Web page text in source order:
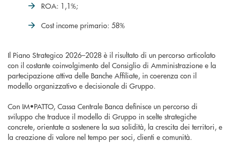
ROA: 1,1%;
Cost income primario: 58%
Il Piano Strategico 2026–2028 è il risultato di un percorso articolato
con il costante coinvolgimento del Consiglio di Amministrazione e la
partecipazione attiva delle Banche Affiliate, in coerenza con il
modello organizzativo e decisionale di Gruppo.
Con IM•PATTO, Cassa Centrale Banca definisce un percorso di
sviluppo che traduce il modello di Gruppo in scelte strategiche
concrete, orientate a sostenere la sua solidità, la crescita dei territori, e
la creazione di valore nel tempo per soci, clienti e comunità.